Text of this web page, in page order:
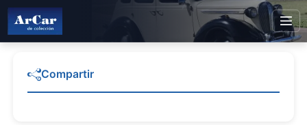
Compartir